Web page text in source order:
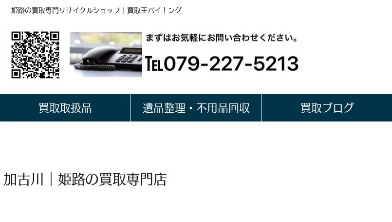
姫路の買取専門リサイクルショップ｜買取王バイキング
BUYKING
LINE QRコード
買取取扱品 遺品整理・不用品回収 買取ブログ
古川｜姫路の買取専門店